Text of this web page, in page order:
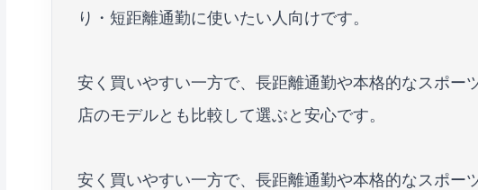
り・短距離通勤に使いたい人向けです。
安く買いやすい一方で、長距離通勤や本格的なスポー
店のモデルとも比較して選ぶと安心です。
安く買いやすい一方で、長距離通勤や本格的なスポー